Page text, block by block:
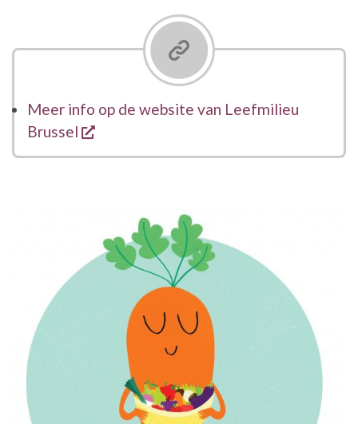
Meer info op de website van Leefmilieu
Brussel
opent een nieuw venster